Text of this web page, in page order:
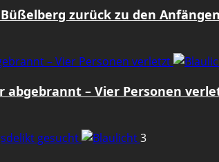
zurück zu den Anfängen
– Vier Personen verletzt
abgebrannt – Vier Personen
gesucht
3